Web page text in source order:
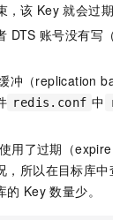
，该 Key 就会过期。
DTS 账号没有写（
冲（replication
redis.conf 中
使用了过期（expire
，所以在目标库中查
的 Key 数量少。